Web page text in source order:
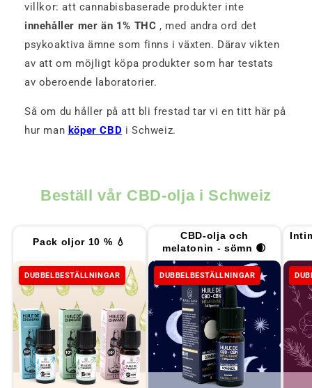
villkor: att cannabisbaserade produkter inte
innehåller mer än 1% THC , med andra ord det
psykoaktiva ämne som finns i växten. Därav vikten
av att om möjligt köpa produkter som har testats
av oberoende laboratorier.
Så om du håller på att bli frestad tar vi en titt här på
hur man köper CBD i Schweiz.
Beställ vår CBD-olja i Schweiz
Pack oljor 10 % 💧
DUBBELBESTÄLLNINGAR
CBD-olja och
melatonin - sömn 🌒
DUBBELBESTÄLLNINGAR